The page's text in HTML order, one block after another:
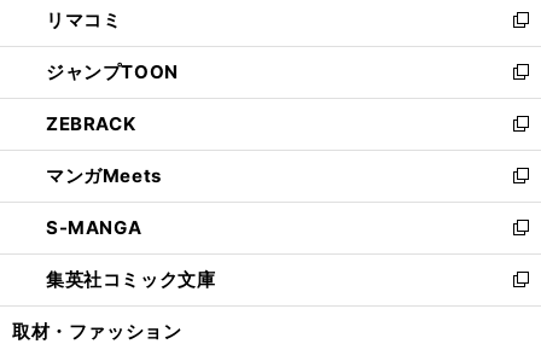
で
開
く
ド
ウ
で
開
く
ィ
ン
ド
ウ
で
開
く
い
ウ
ィ
ン
ド
ウ
で
開
く
リマコミ
新
し
い
ウ
ィ
ン
ド
ウ
で
開
く
ジャンプTOON
新
し
い
ウ
ィ
ン
ド
ウ
で
開
ZEBRACK
新
し
い
ウ
ィ
ン
ド
ウ
マンガMeets
新
し
い
ウ
ィ
ン
S-MANGA
新
し
い
ウ
集英社コミック文庫
新
し
取材・ファッション